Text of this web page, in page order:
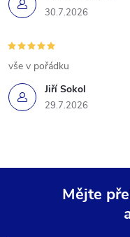
30.7.2026
Jiří Sokol
29.7.2026
vše v pořádku
Mějte